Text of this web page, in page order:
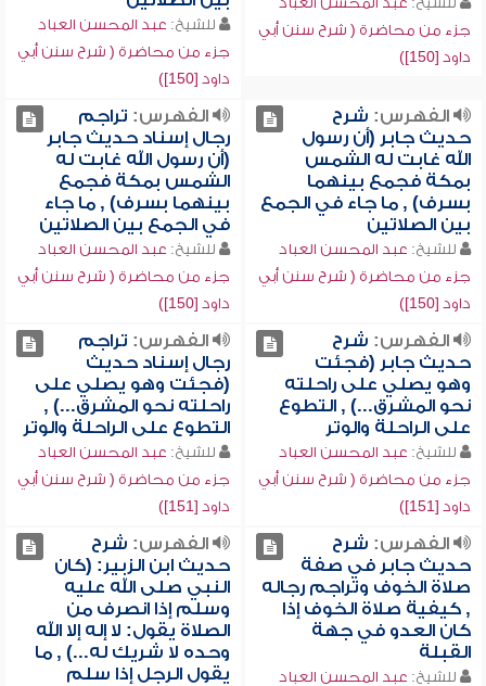
جزء من محاضرة ( شرح سنن أبي
داود [150])
للشيخ: عبد المحسن العباد
جزء من محاضرة ( شرح سنن أبي
داود [150])
الفهرس: شرح
حديث جابر (أن رسول
الله غابت له الشمس
بمكة فجمع بينهما
بسرف) , ما جاء في الجمع
بين الصلاتين
للشيخ: عبد المحسن العباد
جزء من محاضرة ( شرح سنن أبي
داود [150])
الفهرس: تراجم
رجال إسناد حديث جابر
(أن رسول الله غابت له
الشمس بمكة فجمع
بينهما بسرف) , ما جاء
في الجمع بين الصلاتين
للشيخ: عبد المحسن العباد
جزء من محاضرة ( شرح سنن أبي
داود [150])
الفهرس: شرح
حديث جابر (فجئت
وهو يصلي على راحلته
نحو المشرق...) , التطوع
على الراحلة والوتر
للشيخ: عبد المحسن العباد
جزء من محاضرة ( شرح سنن أبي
داود [151])
الفهرس: تراجم
رجال إسناد حديث
(فجئت وهو يصلي على
راحلته نحو المشرق...) ,
التطوع على الراحلة والوتر
للشيخ: عبد المحسن العباد
جزء من محاضرة ( شرح سنن أبي
داود [151])
الفهرس: شرح
حديث جابر في صفة
صلاة الخوف وتراجم رجاله
, كيفية صلاة الخوف إذا
كان العدو في جهة
القبلة
للشيخ: عبد المحسن العباد
الفهرس: شرح
حديث ابن الزبير: (كان
النبي صلى الله عليه
وسلم إذا انصرف من
الصلاة يقول: لا إله إلا الله
وحده لا شريك له...) , ما
يقول الرجل إذا سلم